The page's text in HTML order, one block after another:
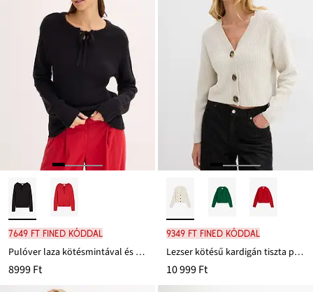
7649 Ft FINED kóddal
Pulóver laza kötésmintával és megkötős megoldással
8999 Ft
9349 Ft FINED kóddal
Lezser kötésű kardigán tiszta pamutból
10 999 Ft